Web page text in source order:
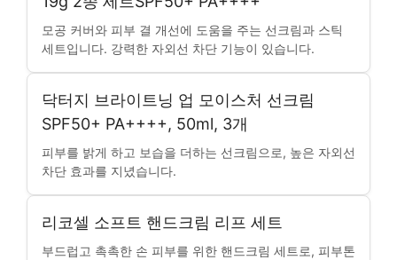
모공 커버와 피부 결 개선에 도움을 주는 선크림과 스틱
세트입니다. 강력한 자외선 차단 기능이 있습니다.
닥터지 브라이트닝 업 모이스처 선크림
SPF50+ PA++++, 50ml, 3개
피부를 밝게 하고 보습을 더하는 선크림으로, 높은 자외선
차단 효과를 지녔습니다.
리코셀 소프트 핸드크림 리프 세트
부드럽고 촉촉한 손 피부를 위한 핸드크림 세트로, 피부톤